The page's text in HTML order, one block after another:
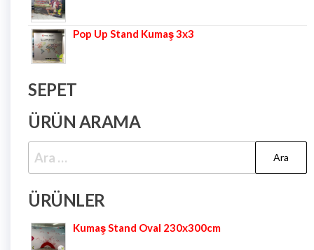
Pop Up Stand Kumaş 3x3
SEPET
ÜRÜN ARAMA
ÜRÜNLER
Kumaş Stand Oval 230x300cm